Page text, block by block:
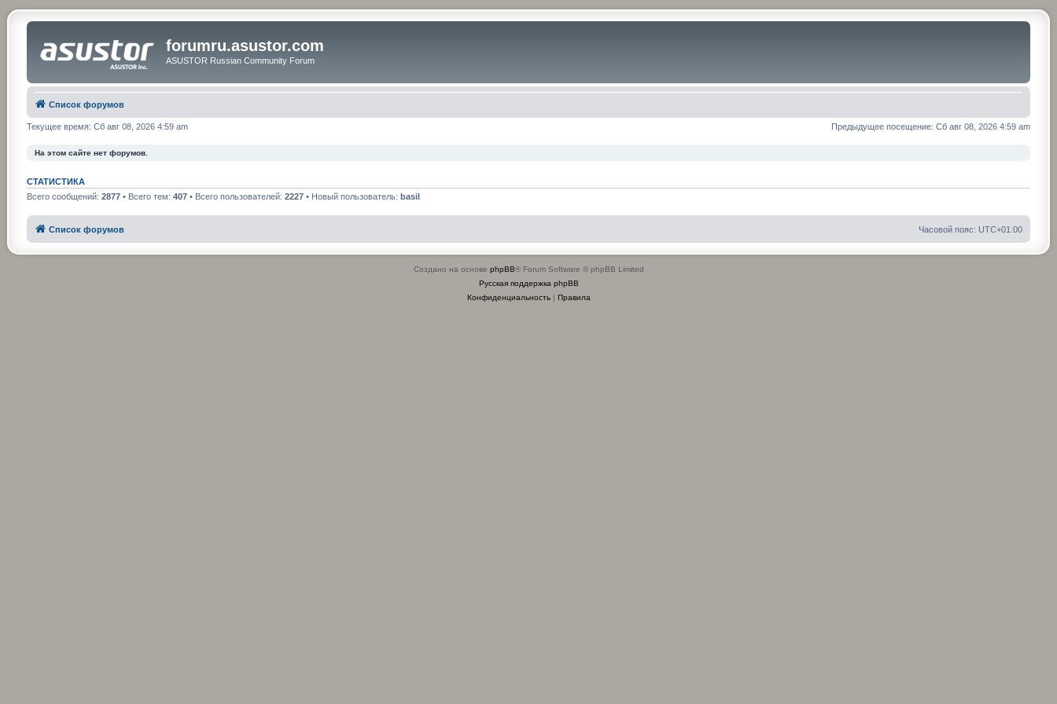
forumru.asustor.com
ASUSTOR Russian Community Forum
Список форумов
Предыдущее посещение: Сб авг 08, 2026 4:59 am
Текущее время: Сб авг 08, 2026 4:59 am
На этом сайте нет форумов.
СТАТИСТИКА
Всего сообщений: 2877• Всего тем: 407• Всего пользователей: 2227• Новый пользователь: basil
Список форумов Часовой пояс: UTC+01:00
Создано на основе phpBB® Forum Software © phpBB Limited
Русская поддержка phpBB
Конфиденциальность| Правила